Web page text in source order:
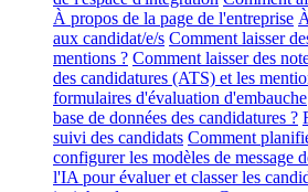
À propos de la page de l'entreprise
aux candidat/e/s Comment laisser
mentions ? Comment laisser des
des candidatures (ATS) et les
formulaires d'évaluation d'embauche
base de données des candidatures ?
suivi des candidats Comment
configurer les modèles de message
l'IA pour évaluer et classer les